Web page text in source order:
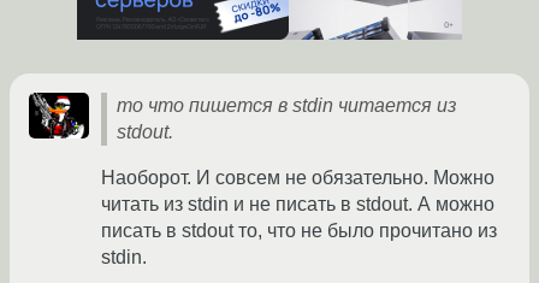
то что пишется в stdin читается из
stdout.
Наоборот. И совсем не обязательно. Можно
читать из stdin и не писать в stdout. А можно
писать в stdout то, что не было прочитано из
stdin.